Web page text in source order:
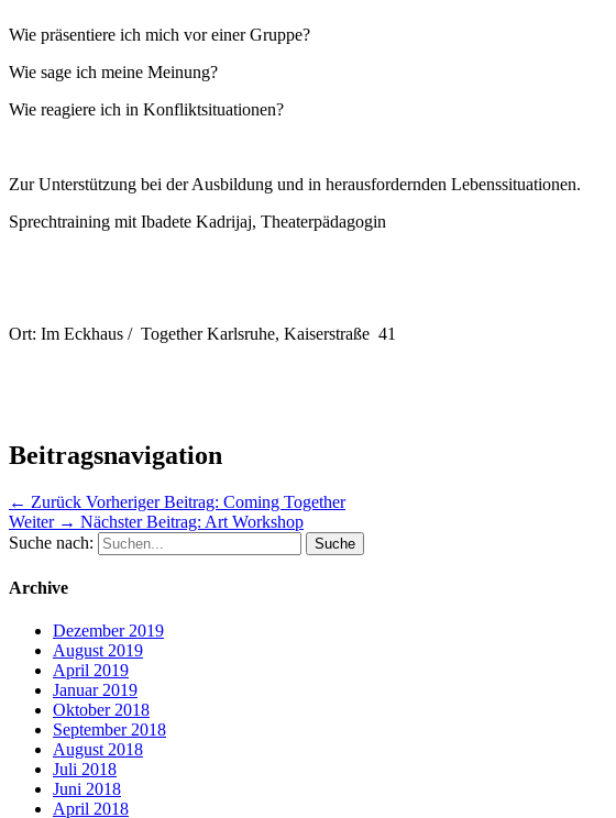
Wie präsentiere ich mich vor einer Gruppe?
Wie sage ich meine Meinung?
Wie reagiere ich in Konfliktsituationen?
Zur Unterstützung bei der Ausbildung und in herausfordernden Lebenssituationen.
Sprechtraining mit Ibadete Kadrijaj, Theaterpädagogin
Ort: Im Eckhaus / Together Karlsruhe, Kaiserstraße 41
Beitragsnavigation
← Zurück Vorheriger Beitrag: Coming Together
Weiter → Nächster Beitrag: Art Workshop
Suche nach:
Archive
Dezember 2019
August 2019
April 2019
Januar 2019
Oktober 2018
September 2018
August 2018
Juli 2018
Juni 2018
April 2018